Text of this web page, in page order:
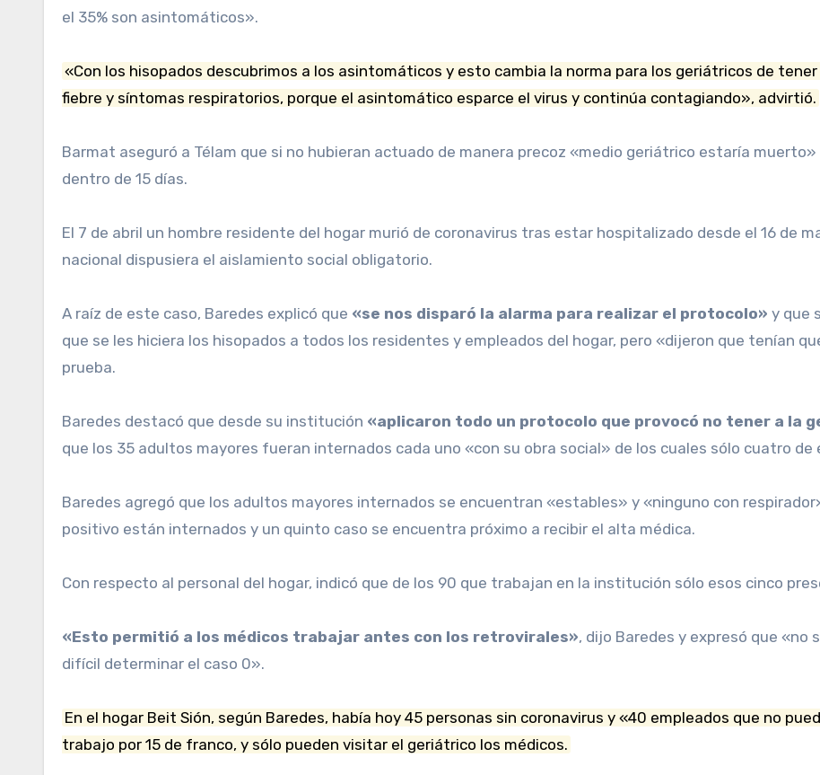
el 35% son asintomáticos».
«Con los hisopados descubrimos a los asintomáticos y esto cambia la norma para los geriátricos de
fiebre y síntomas respiratorios, porque el asintomático esparce el virus y continúa contagiando», advirtió.
Barmat aseguró a Télam que si no hubieran actuado de manera precoz «medio geriátrico estaría
dentro de 15 días.
El 7 de abril un hombre residente del hogar murió de coronavirus tras estar hospitalizado desde el 16 de
nacional dispusiera el aislamiento social obligatorio.
A raíz de este caso, Baredes explicó que «se nos disparó la alarma para realizar el protocolo» y que
que se les hiciera los hisopados a todos los residentes y empleados del hogar, pero «dijeron que tenían
prueba.
Baredes destacó que desde su institución «aplicaron todo un protocolo que provocó no tener a la
que los 35 adultos mayores fueran internados cada uno «con su obra social» de los cuales sólo cuatro
Baredes agregó que los adultos mayores internados se encuentran «estables» y «ninguno con
positivo están internados y un quinto caso se encuentra próximo a recibir el alta médica.
Con respecto al personal del hogar, indicó que de los 90 que trabajan en la institución sólo esos cinco
«Esto permitió a los médicos trabajar antes con los retrovirales», dijo Baredes y expresó que «no
difícil determinar el caso 0».
En el hogar Beit Sión, según Baredes, había hoy 45 personas sin coronavirus y «40 empleados que no
trabajo por 15 de franco, y sólo pueden visitar el geriátrico los médicos.